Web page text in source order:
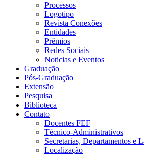
Processos
Logotipo
Revista Conexões
Entidades
Prêmios
Redes Sociais
Noticias e Eventos
Graduação
Pós-Graduação
Extensão
Pesquisa
Biblioteca
Contato
Docentes FEF
Técnico-Administrativos
Secretarias, Departamentos e
Localização